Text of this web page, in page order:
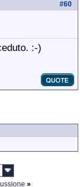
#60
:-)
»